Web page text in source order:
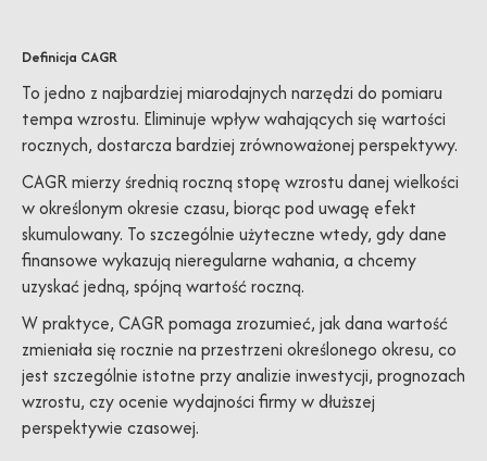
Definicja CAGR
To jedno z najbardziej miarodajnych narzędzi do pomiaru
tempa wzrostu. Eliminuje wpływ wahających się wartości
rocznych, dostarcza bardziej zrównoważonej perspektywy.
CAGR mierzy średnią roczną stopę wzrostu danej wielkości
w określonym okresie czasu, biorąc pod uwagę efekt
skumulowany. To szczególnie użyteczne wtedy, gdy dane
finansowe wykazują nieregularne wahania, a chcemy
uzyskać jedną, spójną wartość roczną.
W praktyce, CAGR pomaga zrozumieć, jak dana wartość
zmieniała się rocznie na przestrzeni określonego okresu, co
jest szczególnie istotne przy analizie inwestycji, prognozach
wzrostu, czy ocenie wydajności firmy w dłuższej
perspektywie czasowej.